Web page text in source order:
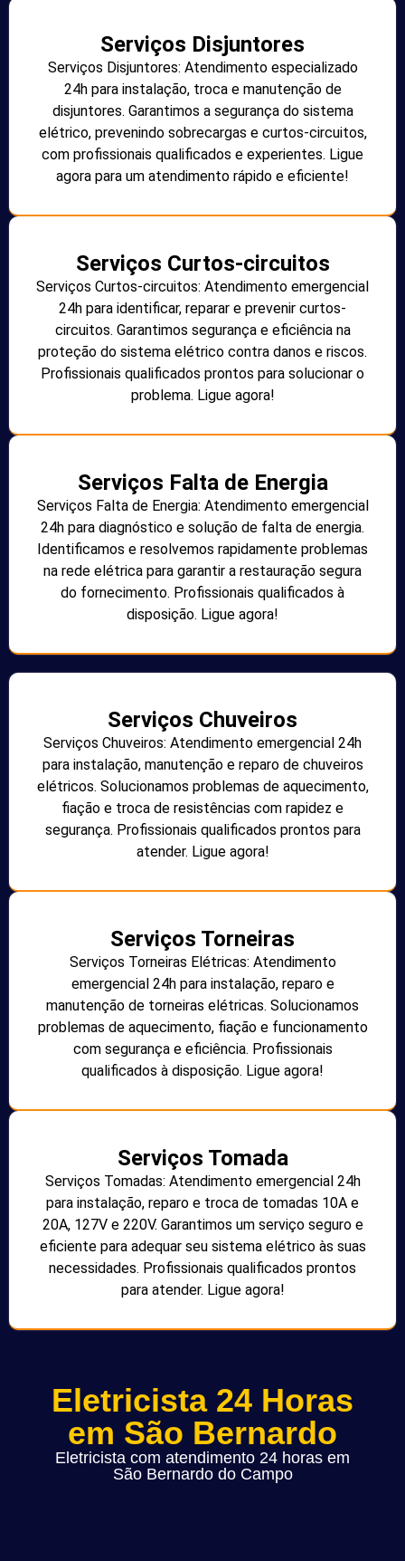
Serviços Disjuntores
Serviços Disjuntores: Atendimento especializado
24h para instalação, troca e manutenção de
disjuntores. Garantimos a segurança do sistema
elétrico, prevenindo sobrecargas e curtos-circuitos,
com profissionais qualificados e experientes. Ligue
agora para um atendimento rápido e eficiente!
Serviços Curtos-circuitos
Serviços Curtos-circuitos: Atendimento emergencial
24h para identificar, reparar e prevenir curtos-
circuitos. Garantimos segurança e eficiência na
proteção do sistema elétrico contra danos e riscos.
Profissionais qualificados prontos para solucionar o
problema. Ligue agora!
Serviços Falta de Energia
Serviços Falta de Energia: Atendimento emergencial
24h para diagnóstico e solução de falta de energia.
Identificamos e resolvemos rapidamente problemas
na rede elétrica para garantir a restauração segura
do fornecimento. Profissionais qualificados à
disposição. Ligue agora!
Serviços Chuveiros
Serviços Chuveiros: Atendimento emergencial 24h
para instalação, manutenção e reparo de chuveiros
elétricos. Solucionamos problemas de aquecimento,
fiação e troca de resistências com rapidez e
segurança. Profissionais qualificados prontos para
atender. Ligue agora!
Serviços Torneiras
Serviços Torneiras Elétricas: Atendimento
emergencial 24h para instalação, reparo e
manutenção de torneiras elétricas. Solucionamos
problemas de aquecimento, fiação e funcionamento
com segurança e eficiência. Profissionais
qualificados à disposição. Ligue agora!
Serviços Tomada
Serviços Tomadas: Atendimento emergencial 24h
para instalação, reparo e troca de tomadas 10A e
20A, 127V e 220V. Garantimos um serviço seguro e
eficiente para adequar seu sistema elétrico às suas
necessidades. Profissionais qualificados prontos
para atender. Ligue agora!
Eletricista 24 Horas
em São Bernardo
Eletricista com atendimento 24 horas em
São Bernardo do Campo